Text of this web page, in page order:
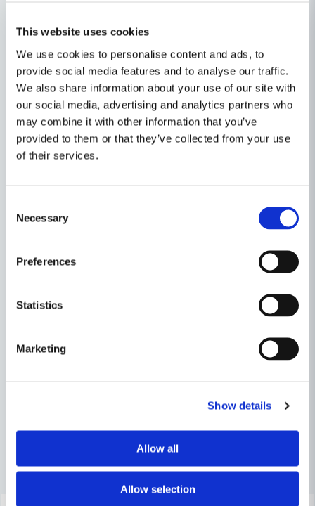
This website uses cookies
We use cookies to personalise content and ads, to
provide social media features and to analyse our traffic.
We also share information about your use of our site with
our social media, advertising and analytics partners who
may combine it with other information that you’ve
provided to them or that they’ve collected from your use
of their services.
Selection
Necessary
Preferences
Statistics
Marketing
Show details
Allow all
Allow selection
Vikt med batteri 2,6 kg
Levereras med
Skyddsfodral
Utan batteripaket, utan laddare
Egenskaper
Produkttyp
Spänning
Ställ en produktfråga
name
Namn
email
Peter
häcksax, Har en Husqvarna innan och den klipper
Husqvarna.
Relaterade kategorier
Häcksaxar
Fyndhörnan
Andra produkter i kategorin